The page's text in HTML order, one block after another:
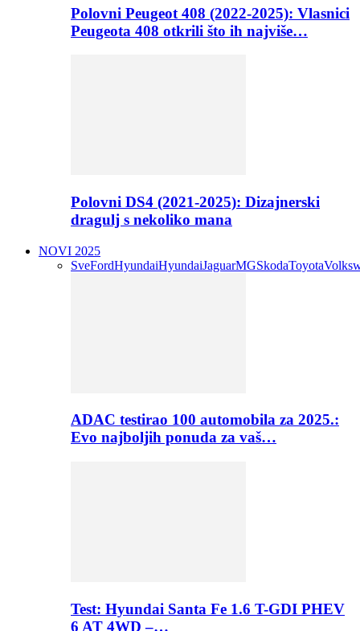
Polovni Peugeot 408 (2022-2025): Vlasnici
Peugeota 408 otkrili što ih najviše…
Polovni DS4 (2021-2025): Dizajnerski
dragulj s nekoliko mana
NOVI 2025
SveFordHyundaiHyundaiJaguarMGSkodaToyota
ADAC testirao 100 automobila za 2025.:
Evo najboljih ponuda za vaš…
Test: Hyundai Santa Fe 1.6 T-GDI PHEV
6 AT 4WD –…